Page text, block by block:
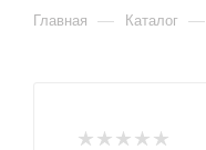
Главная — Каталог —